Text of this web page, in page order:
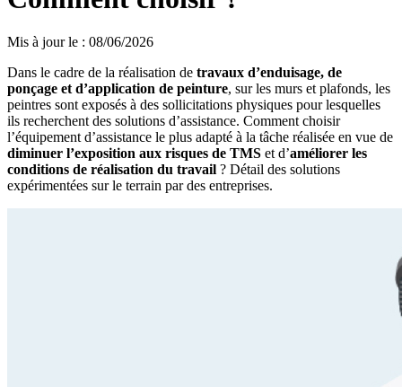
Mis à jour le : 08/06/2026
Dans le cadre de la réalisation de travaux d’enduisage, de
ponçage et d’application de peinture, sur les murs et plafonds, les
peintres sont exposés à des sollicitations physiques pour lesquelles
ils recherchent des solutions d’assistance. Comment choisir
l’équipement d’assistance le plus adapté à la tâche réalisée en vue de
diminuer l’exposition aux risques de TMS et d’améliorer les
conditions de réalisation du travail ? Détail des solutions
expérimentées sur le terrain par des entreprises.